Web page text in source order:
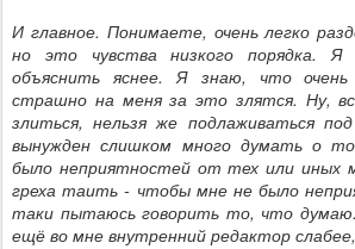
И главное. Понимаете, очень легко
но это чувства низкого порядка.
объяснить яснее. Я знаю, что
страшно на меня за это злятся. Ну,
злиться, нельзя же подлаживаться
вынужден слишком много думать о
было неприятностей от тех или иных
греха таить - чтобы мне не было
таки пытаюсь говорить то, что
ещё во мне внутренний редактор